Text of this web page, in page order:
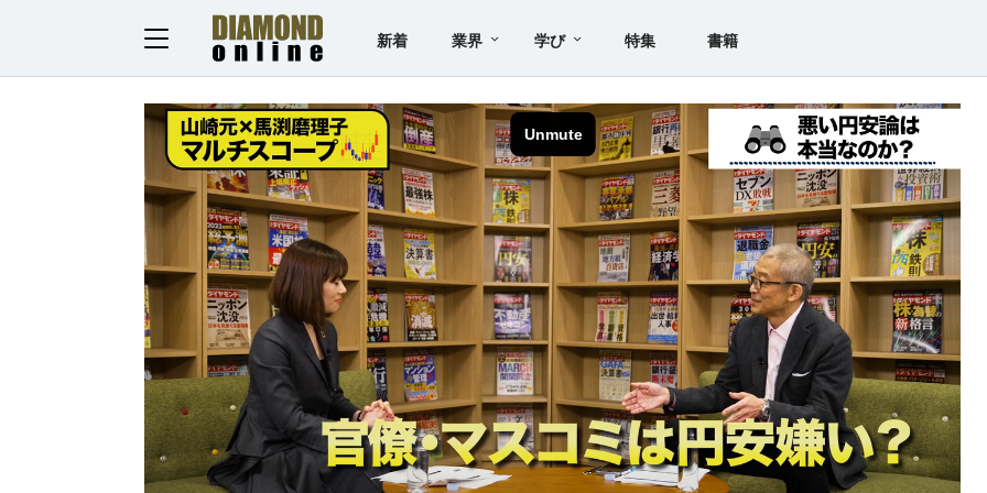
新着 業界 学び 特集 書籍